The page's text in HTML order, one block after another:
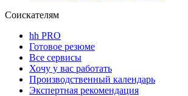
Соискателям
hh PRO
Готовое резюме
Все сервисы
Хочу у вас работать
Производственный календарь
Экспертная рекомендация